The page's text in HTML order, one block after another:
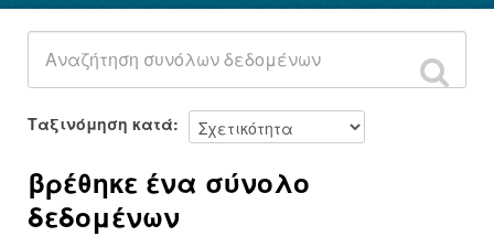
Φορείς
Ομάδες
Σχετικά
Ταξινόμηση κατά
βρέθηκε ένα σύνολο
δεδομένων